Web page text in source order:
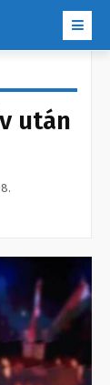
után